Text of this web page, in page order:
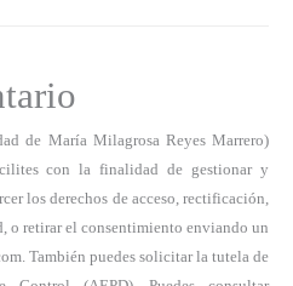
de María Milagrosa Reyes Marrero)
con la finalidad de gestionar y
los derechos de acceso, rectificación,
retirar el consentimiento enviando un
También puedes solicitar la tutela de